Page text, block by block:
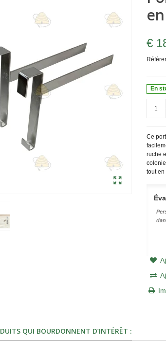
€
En
Ce
ruche
tout en
QUI BOURDONNENT D’INTÉRÊT :